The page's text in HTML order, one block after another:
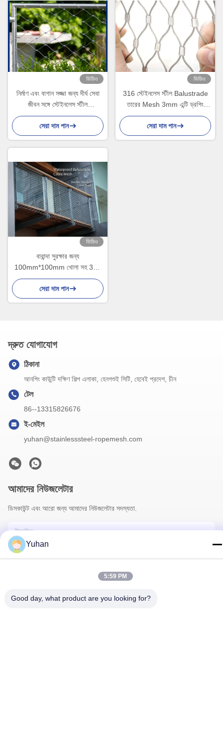
ভিডিও
নির্মাণ এবং বাগান সজ্জা জন্য দীর্ঘ সেবা
জীবন সঙ্গে স্টেইনলেস স্টীল
Balustrade তারের জাল
সেরা দাম পান
ভিডিও
316 স্টেইনলেস স্টীল Balustrade
তারের Mesh 3mm এন্টি ড্রপিং
Mesh
সেরা দাম পান
ভিডিও
বারান্দা সুরক্ষার জন্য
100mm*100mm খোলা সহ 316
মেরিন গ্রেড স্টেইনলেস স্টিল দড়ি জাল
জলরোধী ব্যালস্ট্রেড কেবল জাল
সেরা দাম পান
দ্রুত যোগাযোগ
ঠিকানা
আনপিং কাউন্টি দক্ষিণ শিল্প এলাকা, হেনগশুই সিটি, হেবেই প্রদেশ, চীন
টেল
86--13315826676
ই-মেইল
yuhan@stainlesssteel-ropemesh.com
আমাদের নিউজলেটার
ডিসকাউন্ট এবং আরো জন্য আমাদের নিউজলেটার সদস্যতা.
Yuhan
5:59 PM
Good day, what product are you looking for?